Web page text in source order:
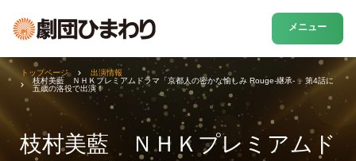
メニュー
枝村美藍 ＮＨＫプレミアムド
トップページ
出演情報
枝村美藍 ＮＨＫプレミアムドラマ「京都人の密かな愉しみ Rouge-継承- 」第4話に
五歳の洛役で出演！